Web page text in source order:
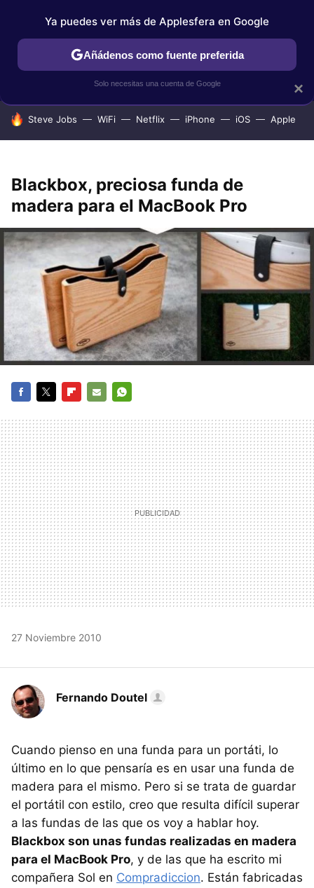
IPHONE TUTORIALES APPLESFERA SELECCIÓN
HOY SE HABLA DE
Steve Jobs WiFi Netflix iPhone iOS Apple
Blackbox, preciosa funda de
madera para el MacBook Pro
MAIL
27 Noviembre 2010
Fernando Doutel
Cuando pienso en una funda para un portáti, lo
último en lo que pensaría es en usar una funda de
madera para el mismo. Pero si se trata de guardar
el portátil con estilo, creo que resulta difícil superar
a las fundas de las que os voy a hablar hoy.
Blackbox son unas fundas realizadas en madera
para el MacBook Pro, y de las que ha escrito mi
compañera Sol en Compradiccion. Están fabricadas
×
Ya puedes ver más de Applesfera en Google
Añádenos como fuente preferida
Solo necesitas una cuenta de Google